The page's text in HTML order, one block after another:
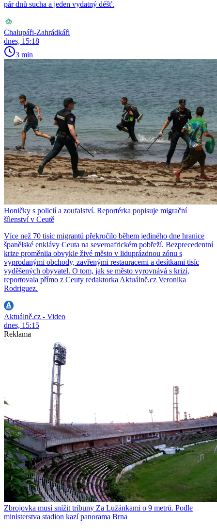
pár dnů sucha a jeden vydatný déšť.
Chalupáři-Zahrádkáři
dnes, 15:18
3 min
Honičky s policií a zoufalství. Reportérka popisuje migrační
šílenství v Ceutě
Více než 70 tisíc migrantů překročilo během jediného dne hranice
španělské enklávy Ceuta na severoafrickém pobřeží. Bezprecedentní
krize proměnila obvykle živé město v liduprázdnou zónu s
vyprodanými obchody, zavřenými restauracemi a desítkami tisíc
vyděšených obyvatel. O tom, jak se město vyrovnává s krizí,
reportovala přímo z Ceuty redaktorka Aktuálně.cz Veronika
Rodriguez.
Aktuálně.cz - Video
dnes, 15:15
Reklama
Zbrojovka musí snížit tribuny Za Lužánkami o 9 metrů. Podle
ministerstva stadion kazí panorama Brna